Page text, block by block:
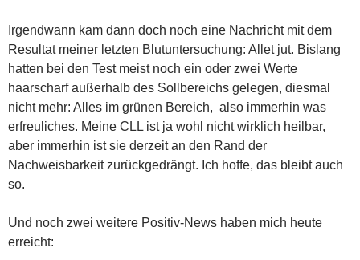
Irgendwann kam dann doch noch eine Nachricht mit dem
Resultat meiner letzten Blutuntersuchung: Allet jut. Bislang
hatten bei den Test meist noch ein oder zwei Werte
haarscharf außerhalb des Sollbereichs gelegen, diesmal
nicht mehr: Alles im grünen Bereich, also immerhin was
erfreuliches. Meine CLL ist ja wohl nicht wirklich heilbar,
aber immerhin ist sie derzeit an den Rand der
Nachweisbarkeit zurückgedrängt. Ich hoffe, das bleibt auch
so.
Und noch zwei weitere Positiv-News haben mich heute
erreicht: